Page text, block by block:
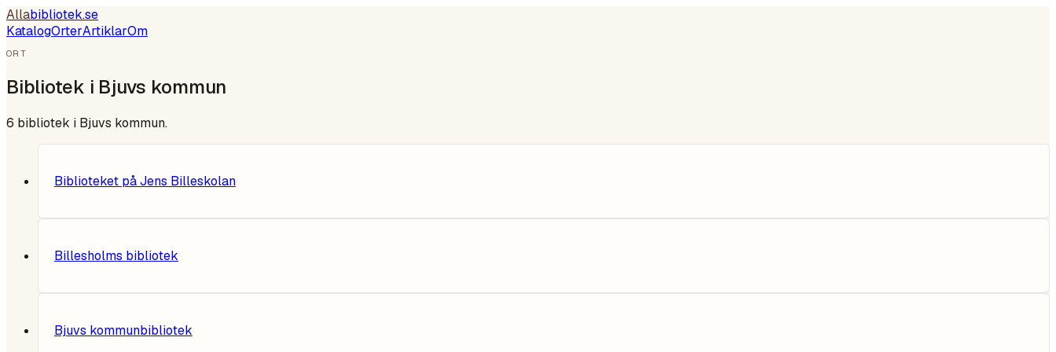
Allabibliotek.se
KatalogOrterArtiklarOm
ORT
Bibliotek i Bjuvs kommun
6 bibliotek i Bjuvs kommun.
Biblioteket på Jens Billeskolan
Billesholms bibliotek
Bjuvs kommunbibliotek